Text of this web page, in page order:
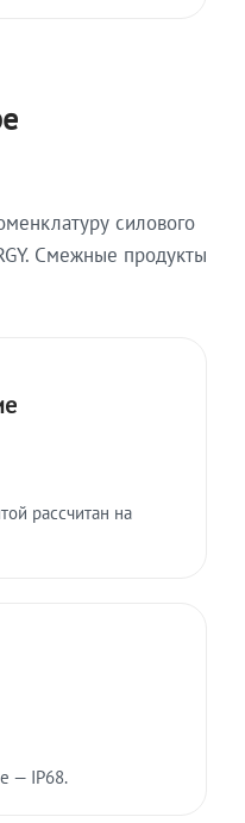
силового
Смежные продукты
рассчитан на
— IP68.